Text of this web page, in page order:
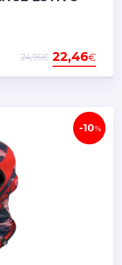
22,46€
24,95€
-10%